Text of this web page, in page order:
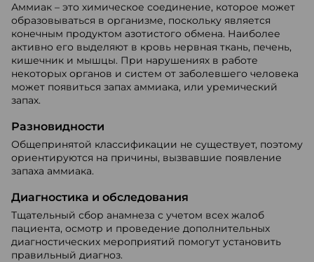
Аммиак – это химическое соединение, которое может
образовываться в организме, поскольку является
конечным продуктом азотистого обмена. Наиболее
активно его выделяют в кровь нервная ткань, печень,
кишечник и мышцы. При нарушениях в работе
некоторых органов и систем от заболевшего человека
может появиться запах аммиака, или уремический
запах.
Разновидности
Общепринятой классификации не существует, поэтому
ориентируются на причины, вызвавшие появление
запаха аммиака.
Диагностика и обследования
Тщательный сбор анамнеза с учетом всех жалоб
пациента, осмотр и проведение дополнительных
диагностических мероприятий помогут установить
правильный диагноз.